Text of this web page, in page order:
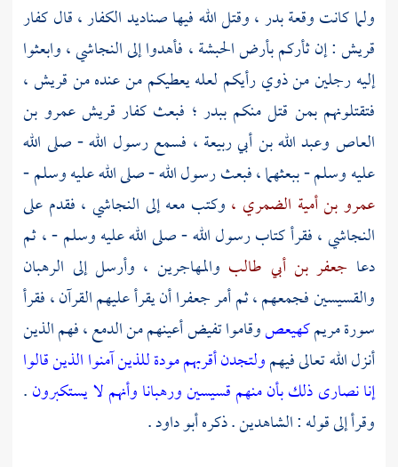
ولما كانت وقعةبدر، وقتل الله فيها صناديد الكفار ، قال كفار
قريش: إن ثأركم بأرضالحبشة ، فأهدوا إلىالنجاشي ،وابعثوا
إليه رجلين من ذوي رأيكم لعله يعطيكم من عنده منقريش ،
فتقتلونهم بمن قتل منكمببدر ؛ فبعث كفار قريشعمرو بن
العاص وعبد الله بن أبي ربيعة ، فسمع رسول الله - صلى الله
عليه وسلم - ببعثهما ، فبعث رسول الله - صلى الله عليه وسلم -
عمرو بن أمية الضمري ، وكتب معه إلى النجاشي ، فقدم على
النجاشي ،فقرأ كتاب رسول الله - صلى الله عليه وسلم - ، ثم
دعا جعفر بن أبي طالب والمهاجرين ، وأرسل إلى الرهبان
والقسيسين فجمعهم ، ثم أمرجعفراأن يقرأ عليهم القرآن ، فقرأ
سورة مريمكهيعصوقاموا تفيض أعينهم من الدمع ، فهم الذين
أنزل الله تعالى فيهمولتجدن أقربهم مودة للذين آمنوا الذين قالوا
إنا نصارى ذلك بأن منهم قسيسين ورهبانا وأنهم لا يستكبرون.
وقرأ إلى قوله : الشاهدين . ذكرهأبو داود.